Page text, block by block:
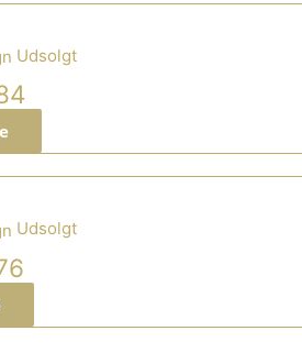
Udsolgt
Udsolgt